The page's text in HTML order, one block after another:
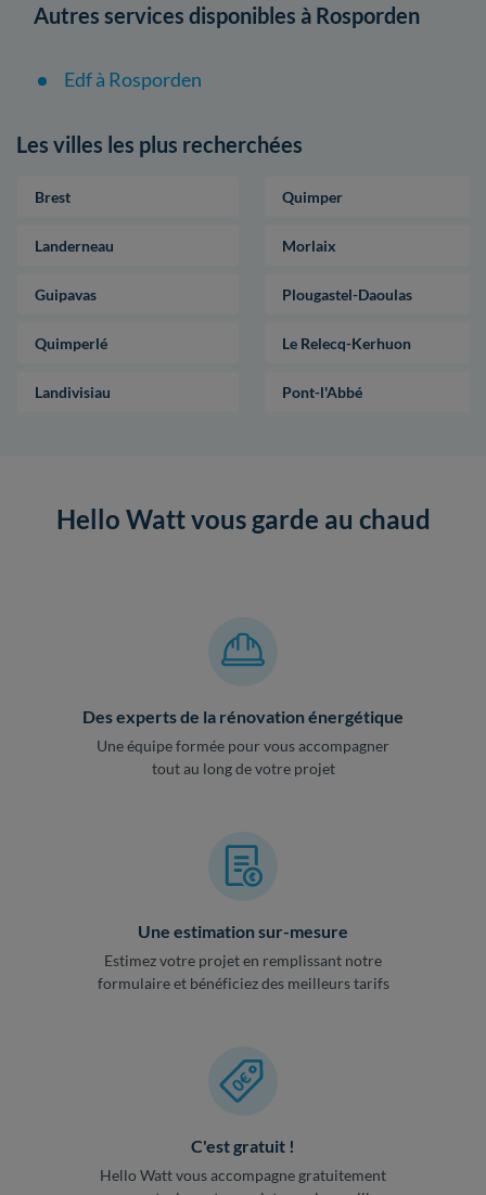
Autres services disponibles à Rosporden
Edf à Rosporden
Les villes les plus recherchées
Brest Quimper
Landerneau Morlaix
Guipavas Plougastel-Daoulas
Quimperlé Le Relecq-Kerhuon
Landivisiau Pont-l'Abbé
Hello Watt vous garde au chaud
Des experts de la rénovation énergétique
Une équipe formée pour vous accompagner
tout au long de votre projet
Une estimation sur-mesure
Estimez votre projet en remplissant notre
formulaire et bénéficiez des meilleurs tarifs
C'est gratuit !
Hello Watt vous accompagne gratuitement